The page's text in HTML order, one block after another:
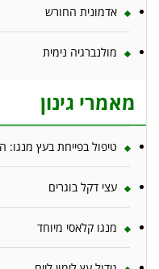
אדמונית החורש
מולנברגיה נימית
מאמרי גינון
טיפול בפייחת בעץ
עצי דקל בוגרים
מנגו קלאסי מיוחד